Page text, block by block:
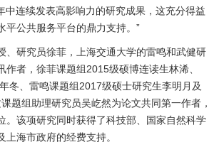
中连续发表高影响力的研究成果，这充分得益
平公共服务平台的鼎力支持。”
、研究员徐菲，上海交通大学的雷鸣和武健研
作者，徐菲课题组2015级硕博连读生林浠、
冬、雷鸣课题组2017级硕士研究生李明月及
题组助理研究员吴屹然为论文共同第一作者，
。该项研究同时获得了科技部、国家自然科学
海市政府的经费支持。